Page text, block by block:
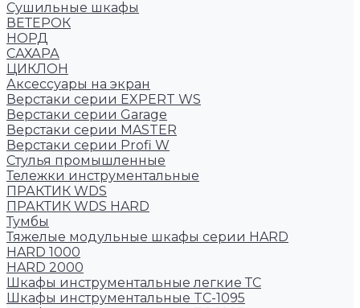
Cушильные шкафы
ВЕТЕРОК
НОРД
САХАРА
ЦИКЛОН
Аксессуары на экран
Верстаки серии EXPERT WS
Верстаки серии Garage
Верстаки серии MASTER
Верстаки серии Profi W
Стулья промышленные
Тележки инструментальные
ПРАКТИК WDS
ПРАКТИК WDS HARD
Тумбы
Тяжелые модульные шкафы серии HARD
HARD 1000
HARD 2000
Шкафы инструментальные легкие ТС
Шкафы инструментальные TC-1095